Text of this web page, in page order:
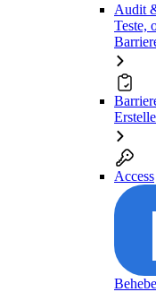
Audit
Teste,
Access